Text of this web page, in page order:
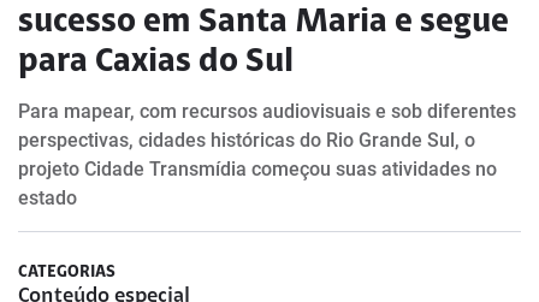
sucesso em Santa Maria e segue
para Caxias do Sul
Para mapear, com recursos audiovisuais e sob diferentes
perspectivas, cidades históricas do Rio Grande Sul, o
projeto Cidade Transmídia começou suas atividades no
estado
CATEGORIAS
Conteúdo especial